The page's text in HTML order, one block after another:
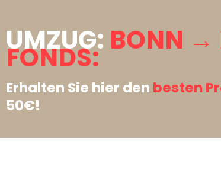
UMZUG: BONN →
FONDS:
Erhalten Sie hier den besten
50€!